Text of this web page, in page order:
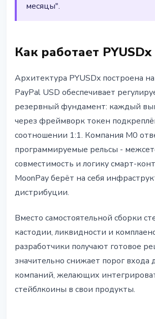
месяцы".
Как работает PYUSDx
Архитектура PYUSDx построена
PayPal USD обеспечивает
резервный фундамент: каждый
через фреймворк токен
соотношении 1:1. Компания M0
программируемые рельсы -
совместимость и логику смарт-
MoonPay берёт на себя
дистрибуции.
Вместо самостоятельной сборки
кастодии, ликвидности и
разработчики получают готовое
значительно снижает порог входа
компаний, желающих
стейблкоины в свои продукты.